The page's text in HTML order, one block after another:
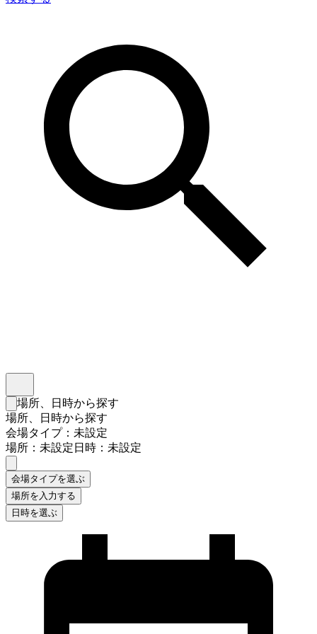
検索フォームを閉じる
場所、日時から探す
場所、日時から探す
会場タイプ：未設定
場所：未設定日時：未設定
会場タイプを選ぶ
場所を入力する
日時を選ぶ